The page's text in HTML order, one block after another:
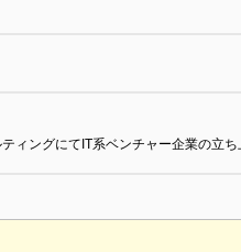
ィングにてIT系ベンチャー企業の立